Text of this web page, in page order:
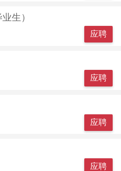
生）
应聘
应聘
应聘
应聘